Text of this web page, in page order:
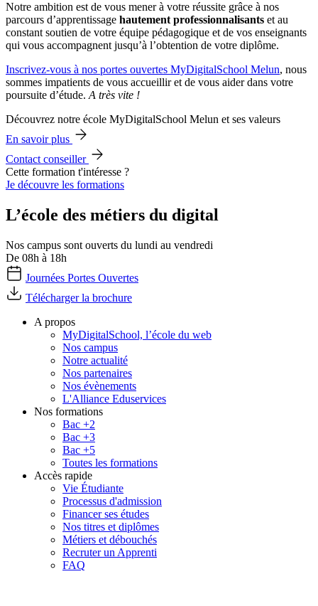
Notre ambition est de vous mener à votre réussite grâce à nos
parcours d’apprentissage hautement professionnalisants et au
constant soutien de votre équipe pédagogique et de vos enseignants
qui vous accompagnent jusqu’à l’obtention de votre diplôme.
Inscrivez-vous à nos portes ouvertes MyDigitalSchool Melun, nous
sommes impatients de vous accueillir et de vous aider dans votre
poursuite d’étude.A très vite !
Découvrez notre école MyDigitalSchool Melun et ses valeurs
En savoir plus
Contact conseiller
Cette formation t'intéresse ?
Je découvre les formations
L’école des métiers du digital
Nos campus sont ouverts du lundi au vendredi
De 08h à 18h
Journées Portes Ouvertes
Télécharger la brochure
A propos
MyDigitalSchool, l’école du web
Nos campus
Notre actualité
Nos partenaires
Nos évènements
L'Alliance Eduservices
Nos formations
Bac +2
Bac +3
Bac +5
Toutes les formations
Accès rapide
Vie Étudiante
Processus d'admission
Financer ses études
Nos titres et diplômes
Métiers et débouchés
Recruter un Apprenti
FAQ